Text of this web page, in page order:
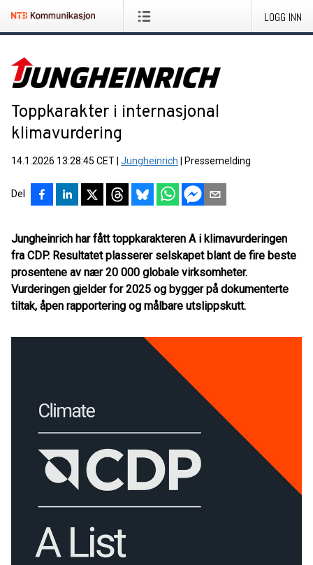
LOGG INN
Toppkarakter i internasjonal
klimavurdering
14.1.2026 13:28:45 CET Jungheinrich Pressemelding
Del
Jungheinrich har fått toppkarakteren A i klimavurderingen
fra CDP. Resultatet plasserer selskapet blant de fire beste
prosentene av nær 20 000 globale virksomheter.
Vurderingen gjelder for 2025 og bygger på dokumenterte
tiltak, åpen rapportering og målbare utslippskutt.